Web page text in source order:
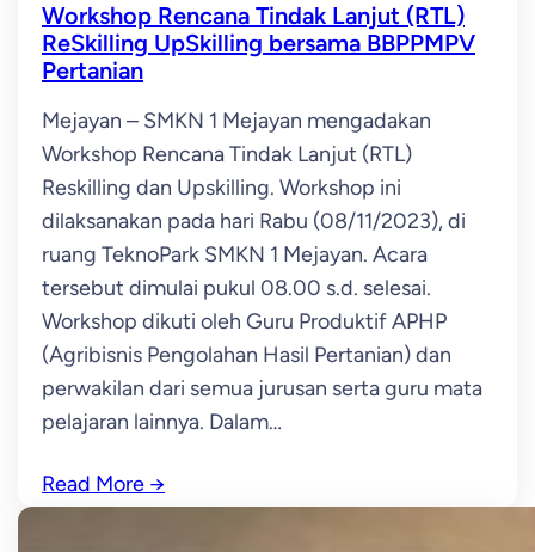
Workshop Rencana Tindak Lanjut (RTL)
ReSkilling UpSkilling bersama BBPPMPV
Pertanian
Mejayan – SMKN 1 Mejayan mengadakan
Workshop Rencana Tindak Lanjut (RTL)
Reskilling dan Upskilling. Workshop ini
dilaksanakan pada hari Rabu (08/11/2023), di
ruang TeknoPark SMKN 1 Mejayan. Acara
tersebut dimulai pukul 08.00 s.d. selesai.
Workshop dikuti oleh Guru Produktif APHP
(Agribisnis Pengolahan Hasil Pertanian) dan
perwakilan dari semua jurusan serta guru mata
pelajaran lainnya. Dalam…
Read More →